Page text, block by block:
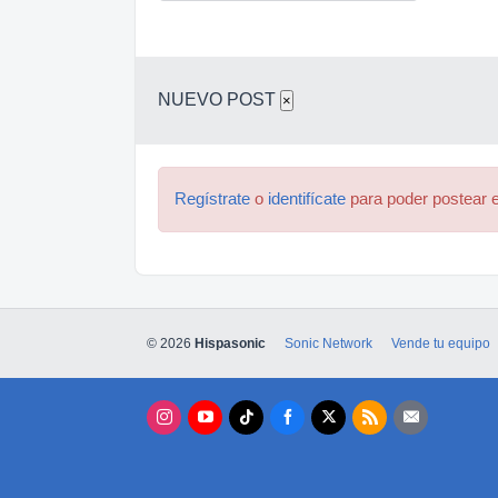
NUEVO POST ×
Regístrate o identifícate para poder postear
© 2026 Hispasonic Sonic Network Vende tu equipo